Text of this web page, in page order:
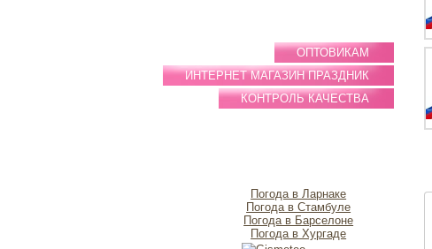
ОПТОВИКАМ
ИНТЕРНЕТ МАГАЗИН ПРАЗДНИК
КОНТРОЛЬ КАЧЕСТВА
Погода в Ларнаке
Погода в Стамбуле
Погода в Барселоне
Погода в Хургаде